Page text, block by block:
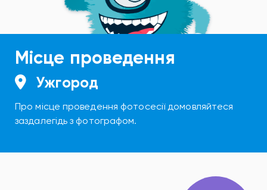
Місце проведення
Ужгород
Про місце проведення фотосесії домовляйтеся
заздалегідь з фотографом.